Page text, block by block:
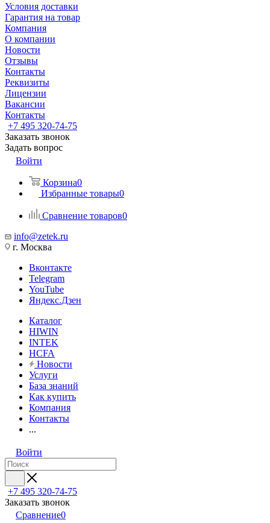
Условия доставки
Гарантия на товар
Компания
О компании
Новости
Отзывы
Контакты
Реквизиты
Лицензии
Вакансии
Контакты
+7 495 320-74-75
Заказать звонок
Задать вопрос
Войти
Корзина0
Избранные товары0
Сравнение товаров0
info@zetek.ru
г. Москва
Вконтакте
Telegram
YouTube
Яндекс.Дзен
Каталог
HIWIN
INTEK
HCFA
Новости
Услуги
База знаний
Как купить
Компания
Контакты
...
Войти
+7 495 320-74-75
Заказать звонок
Сравнение0